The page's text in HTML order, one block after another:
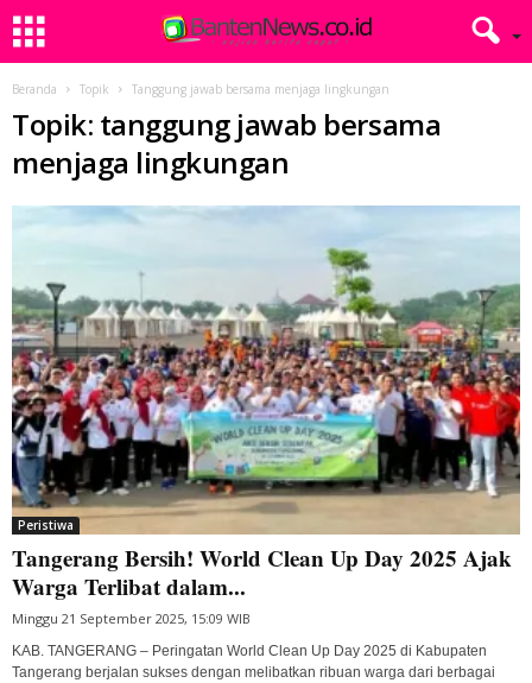
Beranda Topik Tanggung jawab bersama menjaga lingkungan
Topik: tanggung jawab bersama
menjaga lingkungan
Peristiwa
Tangerang Bersih! World Clean Up Day 2025 Ajak
Warga Terlibat dalam...
Minggu 21 September 2025, 15:09 WIB
KAB. TANGERANG – Peringatan World Clean Up Day 2025 di Kabupaten
Tangerang berjalan sukses dengan melibatkan ribuan warga dari berbagai